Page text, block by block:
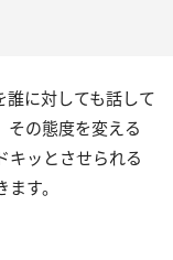
誰に対しても話して
その態度を変える
キッとさせられる
す。